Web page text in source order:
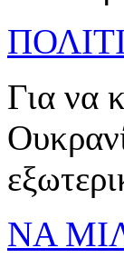
Για να
ΝΑ